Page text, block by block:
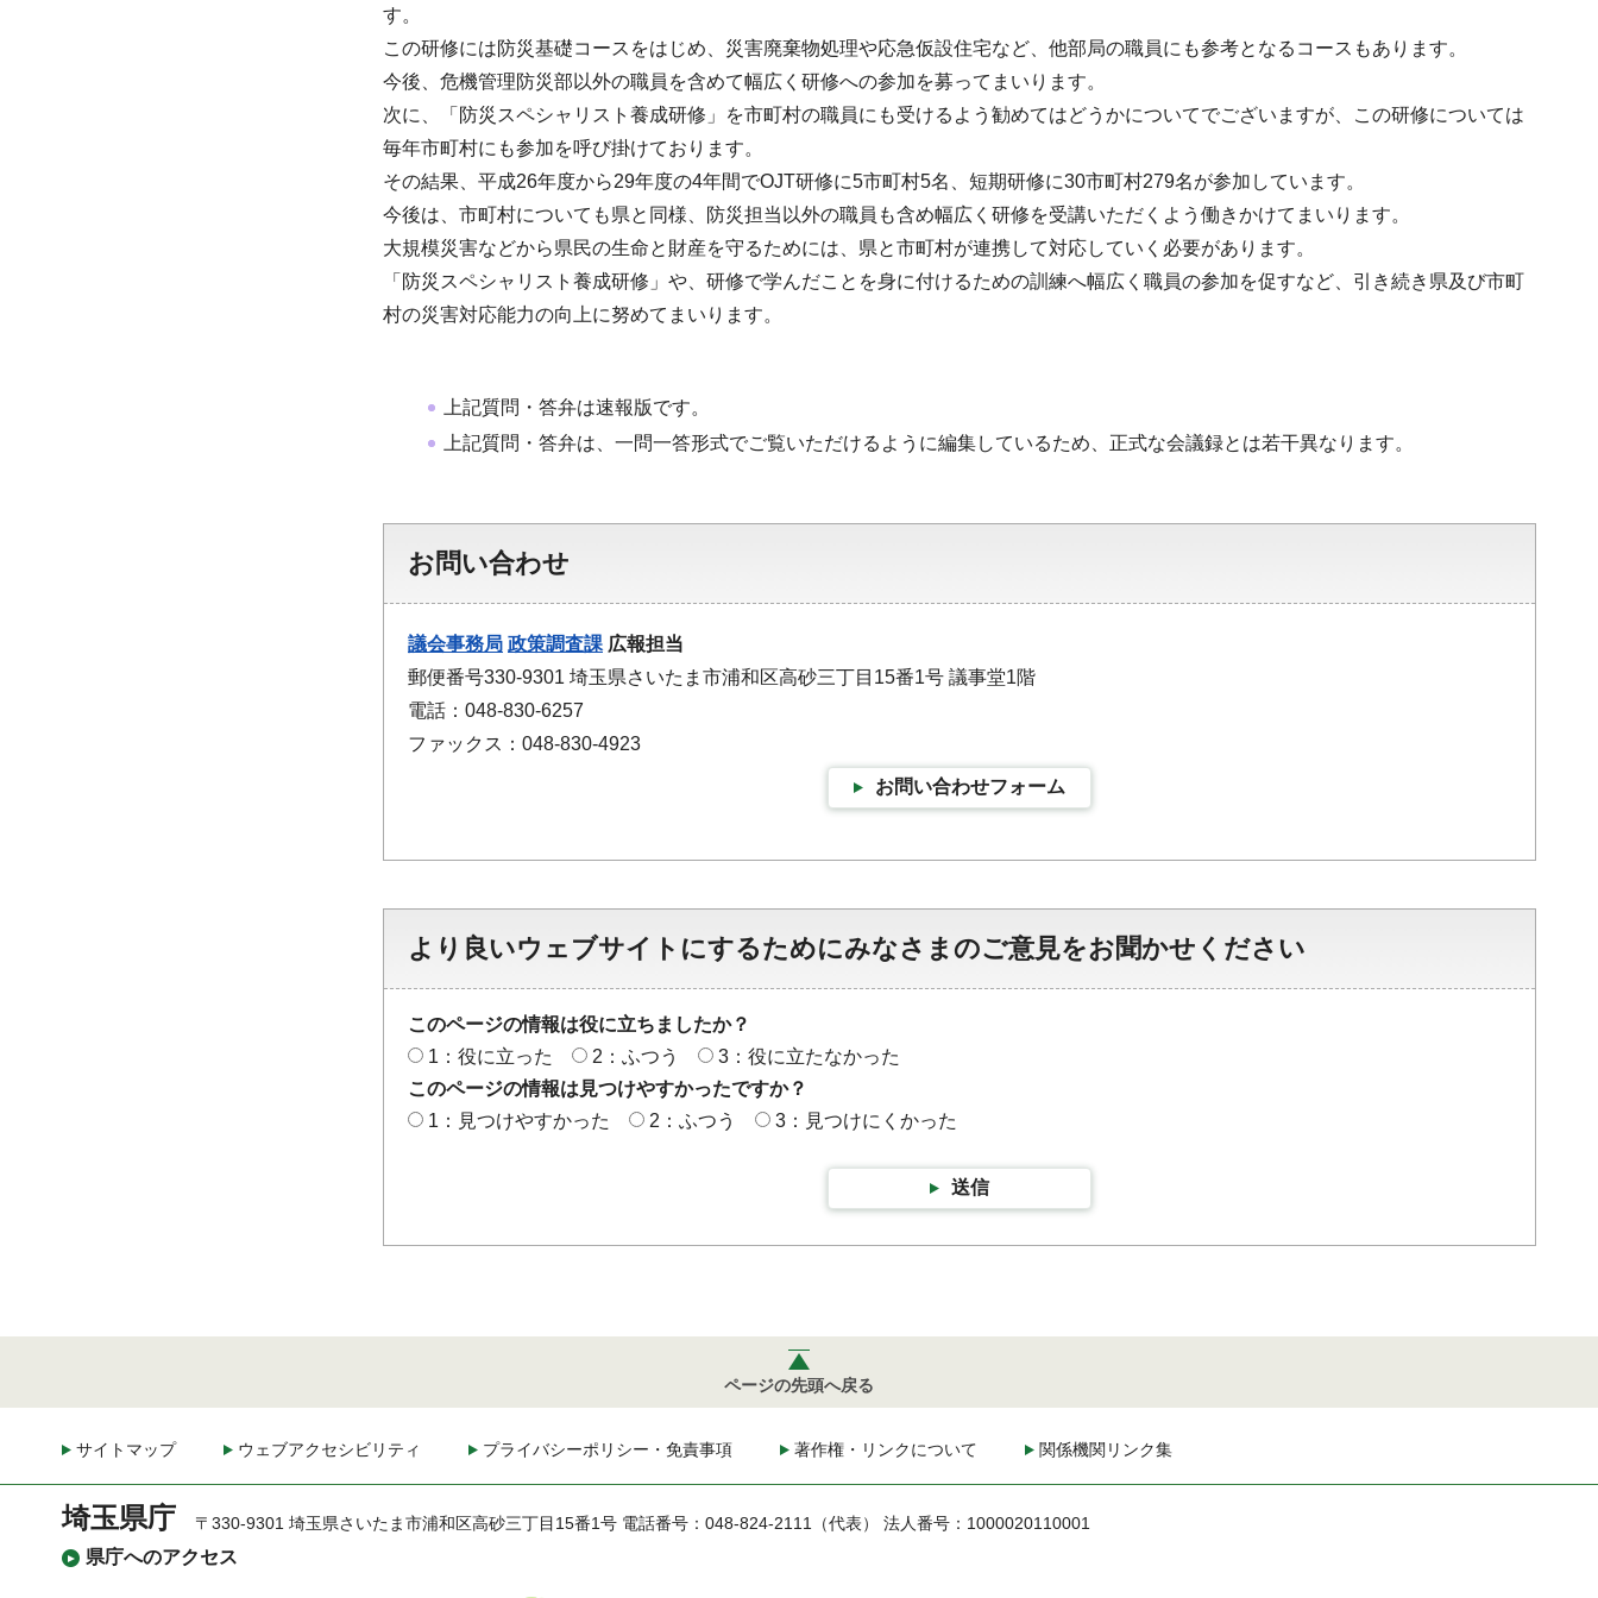
す。
この研修には防災基礎コースをはじめ、災害廃棄物処理や応急仮設住宅など、他部局の職員にも参考となるコースもあります。
今後、危機管理防災部以外の職員を含めて幅広く研修への参加を募ってまいります。
次に、「防災スペシャリスト養成研修」を市町村の職員にも受けるよう勧めてはどうかについてでございますが、この研修については
毎年市町村にも参加を呼び掛けております。
その結果、平成26年度から29年度の4年間でOJT研修に5市町村5名、短期研修に30市町村279名が参加しています。
今後は、市町村についても県と同様、防災担当以外の職員も含め幅広く研修を受講いただくよう働きかけてまいります。
大規模災害などから県民の生命と財産を守るためには、県と市町村が連携して対応していく必要があります。
「防災スペシャリスト養成研修」や、研修で学んだことを身に付けるための訓練へ幅広く職員の参加を促すなど、引き続き県及び市町
村の災害対応能力の向上に努めてまいります。
上記質問・答弁は速報版です。
上記質問・答弁は、一問一答形式でご覧いただけるように編集しているため、正式な会議録とは若干異なります。
お問い合わせ
議会事務局 政策調査課広報担当
郵便番号330-9301 埼玉県さいたま市浦和区高砂三丁目15番1号 議事堂1階
電話：048-830-6257
ファックス：048-830-4923
お問い合わせフォーム
より良いウェブサイトにするためにみなさまのご意見をお聞かせください
このページの情報は役に立ちましたか？
1：役に立った
2：ふつう
3：役に立たなかった
このページの情報は見つけやすかったですか？
1：見つけやすかった
2：ふつう 3：見つけにくかった
送信
ページの先頭へ戻る
サイトマップ ウェブアクセシビリティ プライバシーポリシー・免責事項 著作権・リンクについて 関係機関リンク集
埼玉県庁
県庁へのアクセス
〒330-9301 埼玉県さいたま市浦和区高砂三丁目15番1号 電話番号：048-824-2111（代表） 法人番号：1000020110001